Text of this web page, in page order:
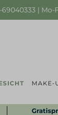
| Mo-
MAKE-